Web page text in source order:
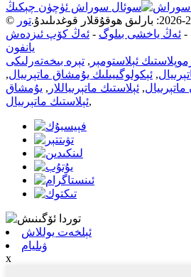
سوئال سوراش ئۈچۈن چېكىڭ
تور
- ئەڭ ياخشى بىلوگ - ئەڭ كۆپ ئىزدەش
يانفون
ئېلاستومېر , تېرە بىخەتەرلىكى
, ئېكولوگىيىلىك يۇمشاق ماتېرىيال,
, ئېلاستىك ماتېرىياللار , يۇمشاق
ئېلاستىك ماتېرىيال,
ئېلخەت يوللاش
ۋىليام
x